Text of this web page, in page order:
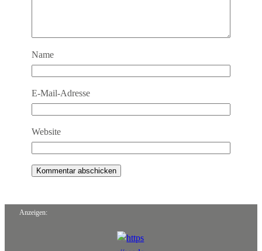
Name
E-Mail-Adresse
Website
Anzeigen: